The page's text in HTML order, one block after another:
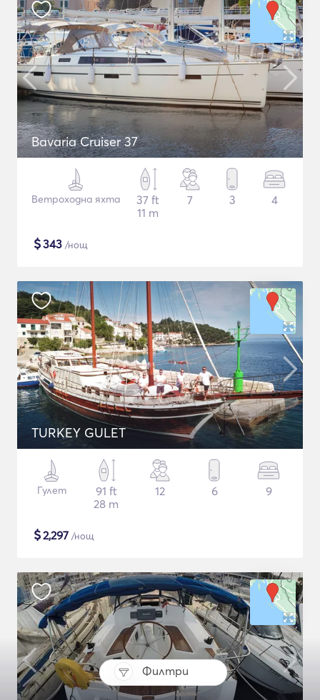
Филтри
Bavaria Cruiser 37
Ветроходна яхта
37 ft
11 m
7 3 4
$343 /нощ
TURKEY GULET
Гулет
91 ft
28 m
12 6 9
$2,297 /нощ